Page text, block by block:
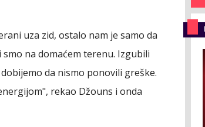
uza zid, ostalo nam je samo da
na domaćem terenu. Izgubili
da nismo ponovili greške.
rekao Džouns i onda